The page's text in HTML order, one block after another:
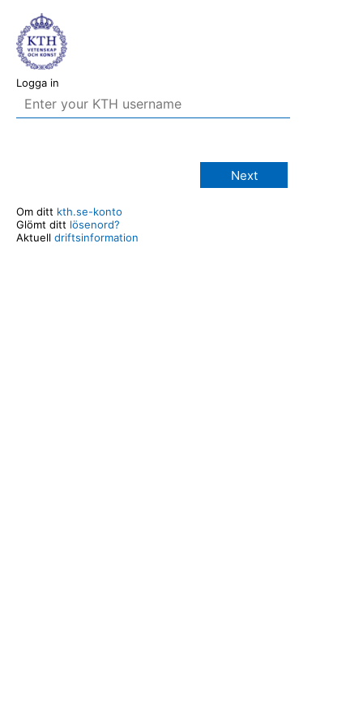
Logga in
Next
Om ditt kth.se-konto
Glömt ditt lösenord?
Aktuell driftsinformation